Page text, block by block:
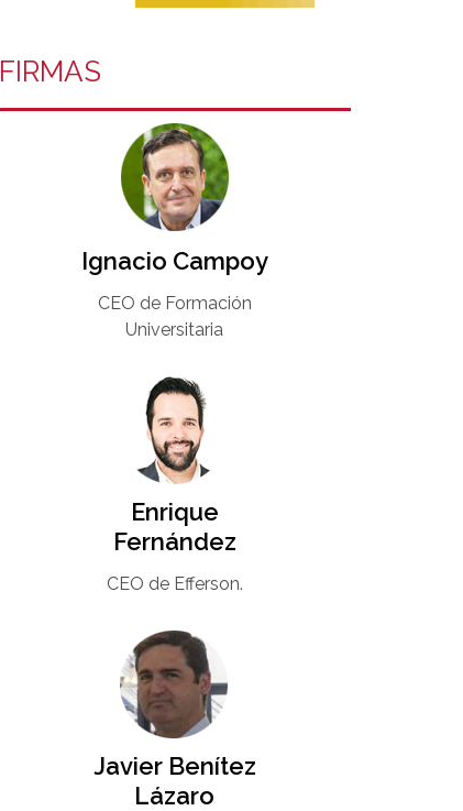
FIRMAS
Ignacio Campoy​
CEO de Formación
Universitaria​
Enrique
Fernández
CEO de Efferson.
Javier Benítez
Lázaro